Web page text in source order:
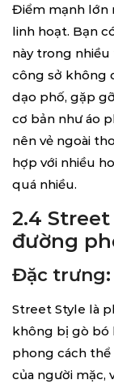
Điểm mạnh lớn
linh hoạt. Bạn
này trong
công sở không
dạo phố, gặp
cơ bản như áo
nên vẻ ngoài
hợp với nhiều
quá nhiều.
2.4
đường
Đặc trưng:
Street Style là
không bị gò bó
phong cách thể
của người mặc,